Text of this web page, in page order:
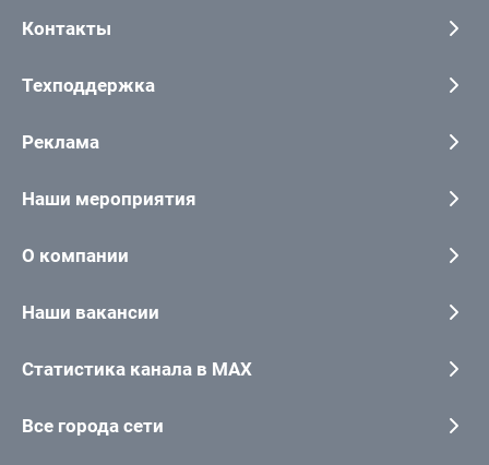
Контакты
Техподдержка
Реклама
Наши мероприятия
О компании
Наши вакансии
Статистика канала в MAX
Все города сети